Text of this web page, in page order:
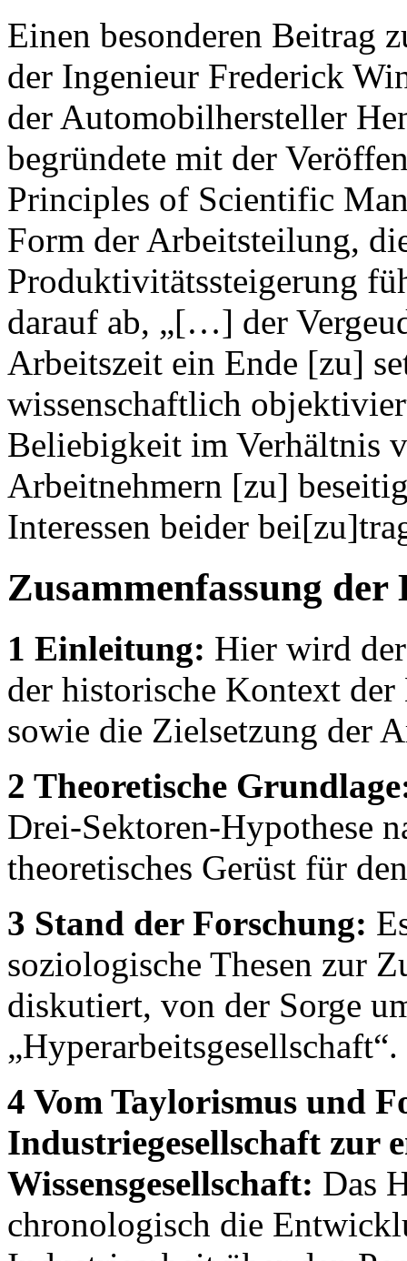
Einen besonderen Beitrag
der Ingenieur Frederick
der Automobilhersteller
begründete mit der
Principles of Scientific
Form der Arbeitsteilung,
Produktivitätssteigerung
darauf ab, „[…] der
Arbeitszeit ein Ende [zu]
wissenschaftlich
Beliebigkeit im Verhältnis
Arbeitnehmern [zu]
Interessen beider
Zusammenfassung der
1 Einleitung: Hier wird
der historische Kontext
sowie die Zielsetzung der
2 Theoretische
Drei-Sektoren-Hypothese
theoretisches Gerüst für
3 Stand der Forschung:
soziologische Thesen zur
diskutiert, von der Sorge
„Hyperarbeitsgesellschaft“.
4 Vom Taylorismus und
Industriegesellschaft zur
Wissensgesellschaft: Das
chronologisch die